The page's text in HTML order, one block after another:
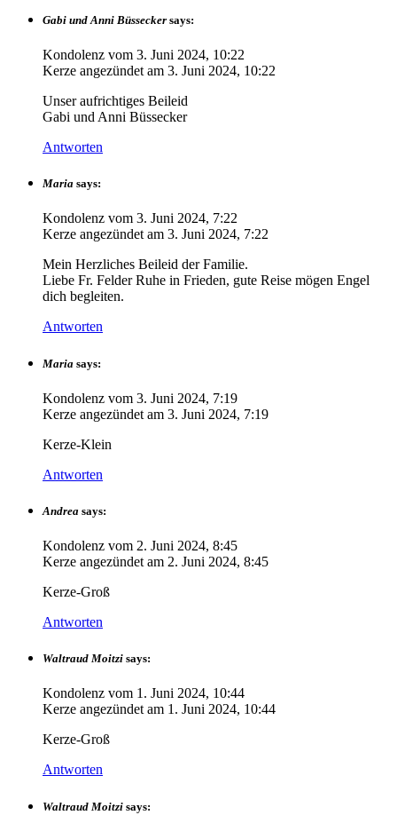
Gabi und Anni Büssecker says:
Kondolenz vom 3. Juni 2024, 10:22
Kerze angezündet am 3. Juni 2024, 10:22
Unser aufrichtiges Beileid
Gabi und Anni Büssecker
Antworten
Maria says:
Kondolenz vom 3. Juni 2024, 7:22
Kerze angezündet am 3. Juni 2024, 7:22
Mein Herzliches Beileid der Familie.
Liebe Fr. Felder Ruhe in Frieden, gute Reise mögen Engel
dich begleiten.
Antworten
Maria says:
Kondolenz vom 3. Juni 2024, 7:19
Kerze angezündet am 3. Juni 2024, 7:19
Kerze-Klein
Antworten
Andrea says:
Kondolenz vom 2. Juni 2024, 8:45
Kerze angezündet am 2. Juni 2024, 8:45
Kerze-Groß
Antworten
Waltraud Moitzi says:
Kondolenz vom 1. Juni 2024, 10:44
Kerze angezündet am 1. Juni 2024, 10:44
Kerze-Groß
Antworten
Waltraud Moitzi says: